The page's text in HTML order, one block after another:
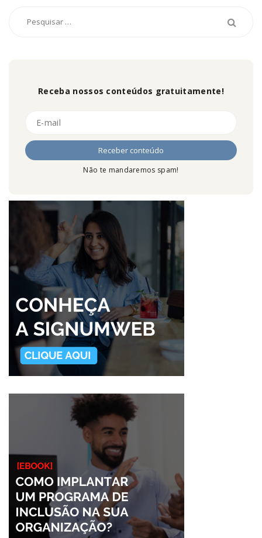
Receba nossos conteúdos gratuitamente!
Não te mandaremos spam!